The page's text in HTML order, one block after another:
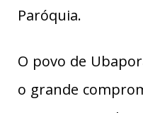
Paróquia.
O povo de
o grande